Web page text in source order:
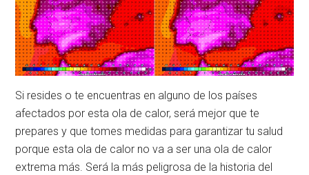
Si resides o te encuentras en alguno de los países
afectados por esta ola de calor, será mejor que te
prepares y que tomes medidas para garantizar tu salud
porque esta ola de calor no va a ser una ola de calor
extrema más. Será la más peligrosa de la historia del